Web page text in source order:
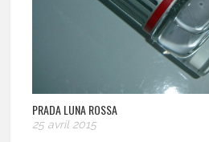
PRADA LUNA ROSSA
25 avril 2015